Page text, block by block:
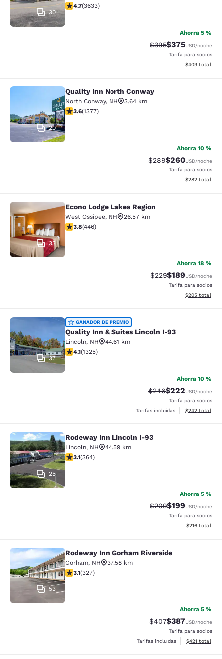
30
calificación de 4.73 estrellas. Excepcional. 3633
4.7(3633)
Ahorra 5 %
Precio tachado:
$395Precio con
$375USD/noche
Tarifa para socios
Ver detalles
$409 total
Quality Inn North Conway
20
Quality Inn North Conway
North Conway, NH
3.64 km
calificación de 3.65 estrellas. Bueno. 1377 reseñas
3.6(1377)
Ahorra 10 %
Precio tachado:
$289Precio con
$260USD/noche
Tarifa para socios
Ver detalles
$282 total
Econo Lodge Lakes Region
33
Econo Lodge Lakes Region
West Ossipee, NH
26.57 km
calificación de 3.76 estrellas. Bueno. 446 reseñas
3.8(446)
Ahorra 18 %
Precio tachado:
$229Precio con
$189USD/noche
Tarifa para socios
Ver detalles
$205 total
Quality Inn & Suites Lincoln I-93
37
GANADOR DE PREMIO
Quality Inn & Suites Lincoln I-93
Lincoln, NH
44.61 km
calificación de 4.09 estrellas. Muy bueno. 1325
4.1(1325)
Ahorra 10 %
Precio tachado:
$246Precio con
$222USD/noche
Tarifa para socios
Tarifas incluidas
Ver detalles
$242 total
Rodeway Inn Lincoln I-93
25
Rodeway Inn Lincoln I-93
Lincoln, NH
44.59 km
calificación de 3.13 estrellas. Bueno. 364 reseñas
3.1(364)
Ahorra 5 %
Precio tachado:
$209Precio con
$199USD/noche
Tarifa para socios
Ver detalles
$216 total
Rodeway Inn Gorham Riverside
53
Rodeway Inn Gorham Riverside
Gorham, NH
37.58 km
calificación de 3.07 estrellas. Feria. 327 reseñas
3.1(327)
Ahorra 5 %
Precio tachado:
$407Precio con
$387USD/noche
Tarifa para socios
Tarifas incluidas
Ver detalles
$421 total